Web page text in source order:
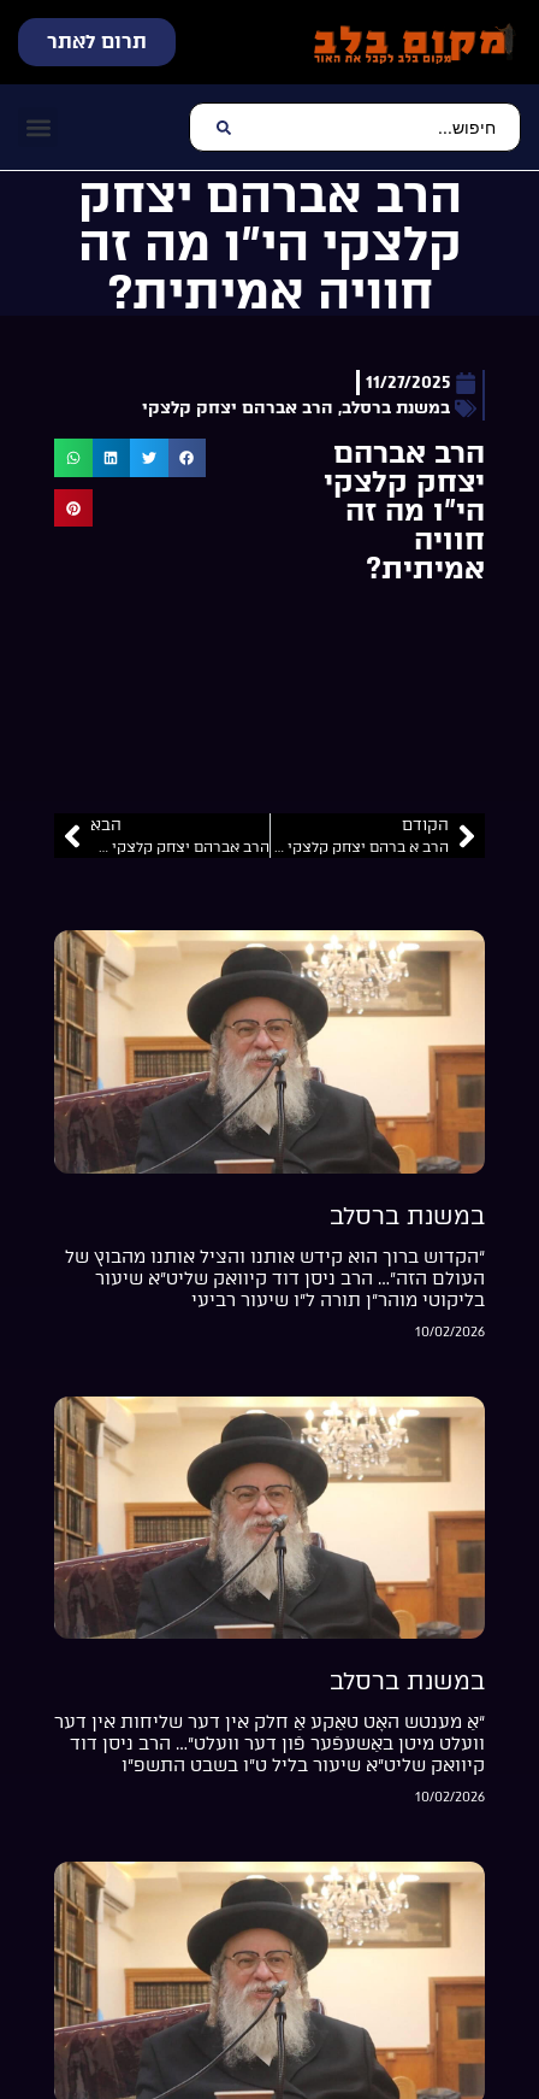
תרום לאתר
הרב אברהם יצחק
קלצקי הי”ו מה זה
חוויה אמיתית?
11/27/2025
במשנת ברסלב, הרב אברהם יצחק קלצקי
הרב אברהם
יצחק קלצקי
הי”ו מה זה
חוויה
אמיתית?
הקודם
הרב א ברהם יצחק קלצקי הי”ו להכיר במתנה ששמה שבת
הבא
הרב אברהם יצחק קלצקי הי”ו – ראש השנה – חמישה חושים של השם יתברך…
במשנת ברסלב
“הקדוש ברוך הוא קידש אותנו והציל אותנו מהבוץ של
העולם הזה”… הרב ניסן דוד קיוואק שליט”א שיעור
בליקוטי מוהר”ן תורה ל”ו שיעור רביעי
10/02/2026
במשנת ברסלב
“אַ מענטש האָט טאַקע אַ חלק אין דער שליחות אין דער
וועלט מיטן באַשעפֿער פֿון דער וועלט”… הרב ניסן דוד
קיוואק שליט”א שיעור בליל ט”ו בשבט התשפ”ו
10/02/2026